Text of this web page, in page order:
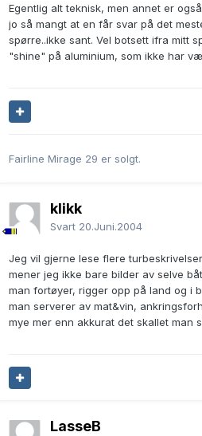
Egentlig alt teknisk, men annet er
jo så mangt at en får svar på det
spørre..ikke sant. Vel botsett ifra mitt
"shine" på aluminium, som ikke har
Fairline Mirage 29 er solgt.
klikk
Svart 20.Juni.2004
Jeg vil gjerne lese flere
mener jeg ikke bare bilder av selve
man fortøyer, rigger opp på land og i
man serverer av mat&vin,
mye mer enn akkurat det skallet man
LasseB